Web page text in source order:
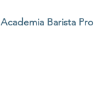
Academia Barista Pro